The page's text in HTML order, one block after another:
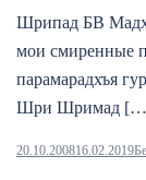
Шрипад БВ
мои смиренные
парамарадхъя
Шри Шримад
20.10.200816.02.2019